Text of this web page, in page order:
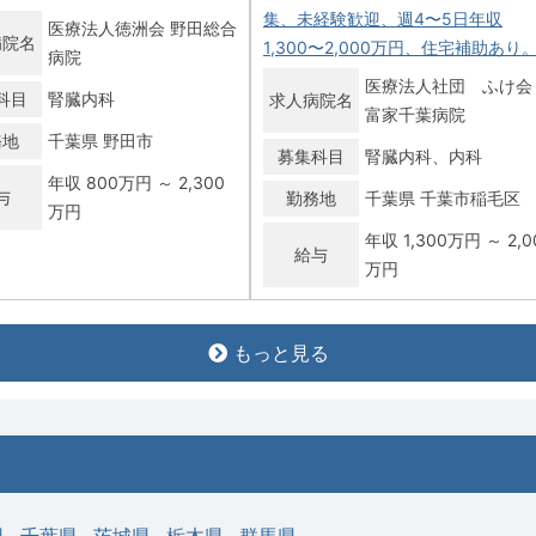
名
医療法人徳洲会 野田総合
病院
目 腎臓内科
千葉県 野田市
年収 800万円 ～ 2,300
万円
集、未経験歓迎、週4〜5日年収
1,300〜2,000万円、住宅補助あり
求人病院名
医療法人社団 ふけ
富家千葉病院
募集科目 腎臓内科 内科
勤務地 千葉県 千葉市稲毛区
給与
年収 1,300万円 ～
万円
花見川区】人工透析／週4・5
なし可／高額年収（年俸〜
腎臓内科
常勤
【千葉市美浜区】腎臓内科／週5日
高額年収（年俸〜1,700万円）
求人病院名
募集科目 腎臓内科
もっと見る